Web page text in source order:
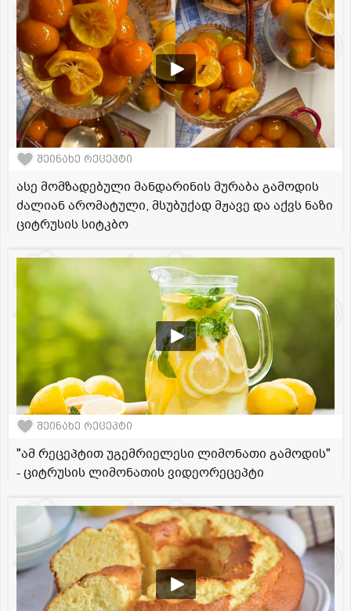
შეინახე რეცეპტი
ასე მომზადებული მანდარინის მურაბა გამოდის
ძალიან არომატული, მსუბუქად მჟავე და აქვს ნაზი
ციტრუსის სიტკბო
შეინახე რეცეპტი
"ამ რეცეპტით უგემრიელესი ლიმონათი გამოდის"
- ციტრუსის ლიმონათის ვიდეორეცეპტი